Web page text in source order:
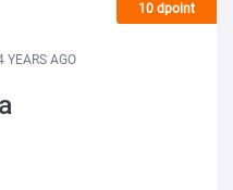
AGO
10 dpoint